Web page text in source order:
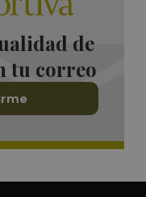
de
tu correo